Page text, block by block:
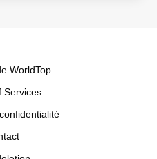
WorldTop
Services